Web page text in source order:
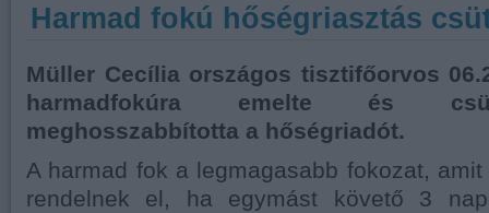
Harmad fokú hőségriasztás
Müller Cecília országos tisztifőorvos
harmadfokúra emelte és
meghosszabbította a hőségriadót.
A harmad fok a legmagasabb fokozat,
rendelnek el, ha egymást követő 3